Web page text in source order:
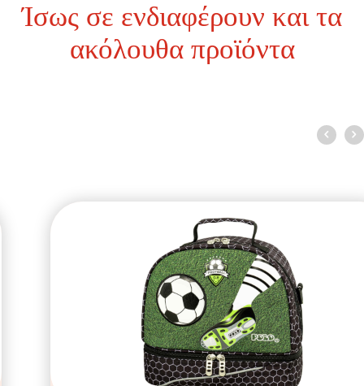
Ίσως σε ενδιαφέρουν και τα
ακόλουθα προϊόντα